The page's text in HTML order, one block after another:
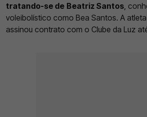
tratando-se de Beatriz Santos,
voleibolístico como Bea Santos. A
assinou contrato com o Clube da Luz